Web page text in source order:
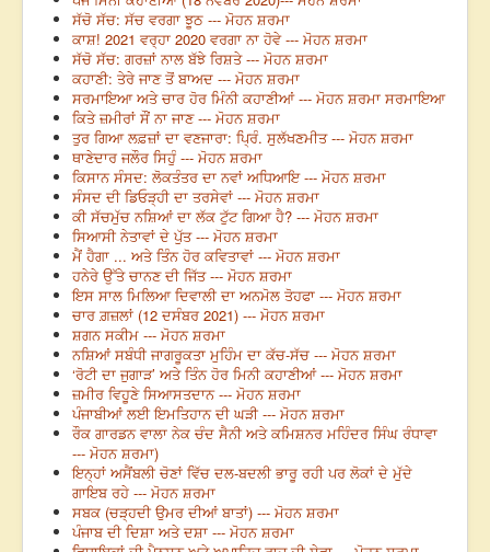
ਸੱਚੋ ਸੱਚ: ਸੱਚ ਵਰਗਾ ਝੂਠ --- ਮੋਹਨ ਸ਼ਰਮਾ
ਕਾਸ਼! 2021 ਵਰ੍ਹਾ 2020 ਵਰਗਾ ਨਾ ਹੋਵੇ --- ਮੋਹਨ ਸ਼ਰਮਾ
ਸੱਚੋ ਸੱਚ: ਗਰਜ਼ਾਂ ਨਾਲ ਬੱਝੇ ਰਿਸ਼ਤੇ --- ਮੋਹਨ ਸ਼ਰਮਾ
ਕਹਾਣੀ: ਤੇਰੇ ਜਾਣ ਤੋਂ ਬਾਅਦ --- ਮੋਹਨ ਸ਼ਰਮਾ
ਸਰਮਾਇਆ ਅਤੇ ਚਾਰ ਹੋਰ ਮਿੰਨੀ ਕਹਾਣੀਆਂ --- ਮੋਹਨ ਸ਼ਰਮਾ ਸਰਮਾਇਆ
ਕਿਤੇ ਜ਼ਮੀਰਾਂ ਸੌਂ ਨਾ ਜਾਣ --- ਮੋਹਨ ਸ਼ਰਮਾ
ਤੁਰ ਗਿਆ ਲਫ਼ਜ਼ਾਂ ਦਾ ਵਣਜਾਰਾ: ਪ੍ਰਿੰ. ਸੁਲੱਖਣਮੀਤ --- ਮੋਹਨ ਸ਼ਰਮਾ
ਥਾਣੇਦਾਰ ਜਲੌਰ ਸਿਹੁੰ --- ਮੋਹਨ ਸ਼ਰਮਾ
ਕਿਸਾਨ ਸੰਸਦ: ਲੋਕਤੰਤਰ ਦਾ ਨਵਾਂ ਅਧਿਆਇ --- ਮੋਹਨ ਸ਼ਰਮਾ
ਸੰਸਦ ਦੀ ਡਿਓੜ੍ਹੀ ਦਾ ਤਰਸੇਵਾਂ --- ਮੋਹਨ ਸ਼ਰਮਾ
ਕੀ ਸੱਚਮੁੱਚ ਨਸ਼ਿਆਂ ਦਾ ਲੱਕ ਟੁੱਟ ਗਿਆ ਹੈ? --- ਮੋਹਨ ਸ਼ਰਮਾ
ਸਿਆਸੀ ਨੇਤਾਵਾਂ ਦੇ ਪੁੱਤ --- ਮੋਹਨ ਸ਼ਰਮਾ
ਮੈਂ ਹੈਗਾ ... ਅਤੇ ਤਿੰਨ ਹੋਰ ਕਵਿਤਾਵਾਂ --- ਮੋਹਨ ਸ਼ਰਮਾ
ਹਨੇਰੇ ਉੱਤੇ ਚਾਨਣ ਦੀ ਜਿੱਤ --- ਮੋਹਨ ਸ਼ਰਮਾ
ਇਸ ਸਾਲ ਮਿਲਿਆ ਦਿਵਾਲੀ ਦਾ ਅਨਮੋਲ ਤੋਹਫਾ --- ਮੋਹਨ ਸ਼ਰਮਾ
ਚਾਰ ਗ਼ਜ਼ਲਾਂ (12 ਦਸੰਬਰ 2021) --- ਮੋਹਨ ਸ਼ਰਮਾ
ਸ਼ਗਨ ਸਕੀਮ --- ਮੋਹਨ ਸ਼ਰਮਾ
ਨਸ਼ਿਆਂ ਸਬੰਧੀ ਜਾਗਰੂਕਤਾ ਮੁਹਿੰਮ ਦਾ ਕੱਚ-ਸੱਚ --- ਮੋਹਨ ਸ਼ਰਮਾ
‘ਰੋਟੀ ਦਾ ਜੁਗਾੜ’ ਅਤੇ ਤਿੰਨ ਹੋਰ ਮਿਨੀ ਕਹਾਣੀਆਂ --- ਮੋਹਨ ਸ਼ਰਮਾ
ਜ਼ਮੀਰ ਵਿਹੂਣੇ ਸਿਆਸਤਦਾਨ --- ਮੋਹਨ ਸ਼ਰਮਾ
ਪੰਜਾਬੀਆਂ ਲਈ ਇਮਤਿਹਾਨ ਦੀ ਘੜੀ --- ਮੋਹਨ ਸ਼ਰਮਾ
ਰੌਕ ਗਾਰਡਨ ਵਾਲਾ ਨੇਕ ਚੰਦ ਸੈਨੀ ਅਤੇ ਕਮਿਸ਼ਨਰ ਮਹਿੰਦਰ ਸਿੰਘ ਰੰਧਾਵਾ
--- ਮੋਹਨ ਸ਼ਰਮਾ)
ਇਨ੍ਹਾਂ ਅਸੈਂਬਲੀ ਚੋਣਾਂ ਵਿੱਚ ਦਲ-ਬਦਲੀ ਭਾਰੂ ਰਹੀ ਪਰ ਲੋਕਾਂ ਦੇ ਮੁੱਦੇ
ਗਾਇਬ ਰਹੇ --- ਮੋਹਨ ਸ਼ਰਮਾ
ਸਬਕ (ਚੜ੍ਹਦੀ ਉਮਰ ਦੀਆਂ ਬਾਤਾਂ) --- ਮੋਹਨ ਸ਼ਰਮਾ
ਪੰਜਾਬ ਦੀ ਦਿਸ਼ਾ ਅਤੇ ਦਸ਼ਾ --- ਮੋਹਨ ਸ਼ਰਮਾ